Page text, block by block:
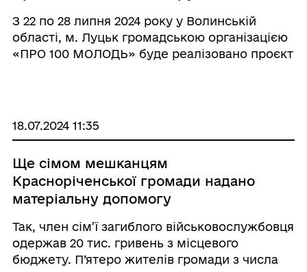
З 22 по 28 липня 2024 року у Волинській
області, м. Луцьк громадською організацією
«ПРО 100 МОЛОДЬ» буде реалізовано проєкт
18.07.2024 11:35
Ще сімом мешканцям
Красноріченської громади надано
матеріальну допомогу
Так, член сім’ї загиблого військовослужбовця
одержав 20 тис. гривень з місцевого
бюджету. П’ятеро жителів громади з числа